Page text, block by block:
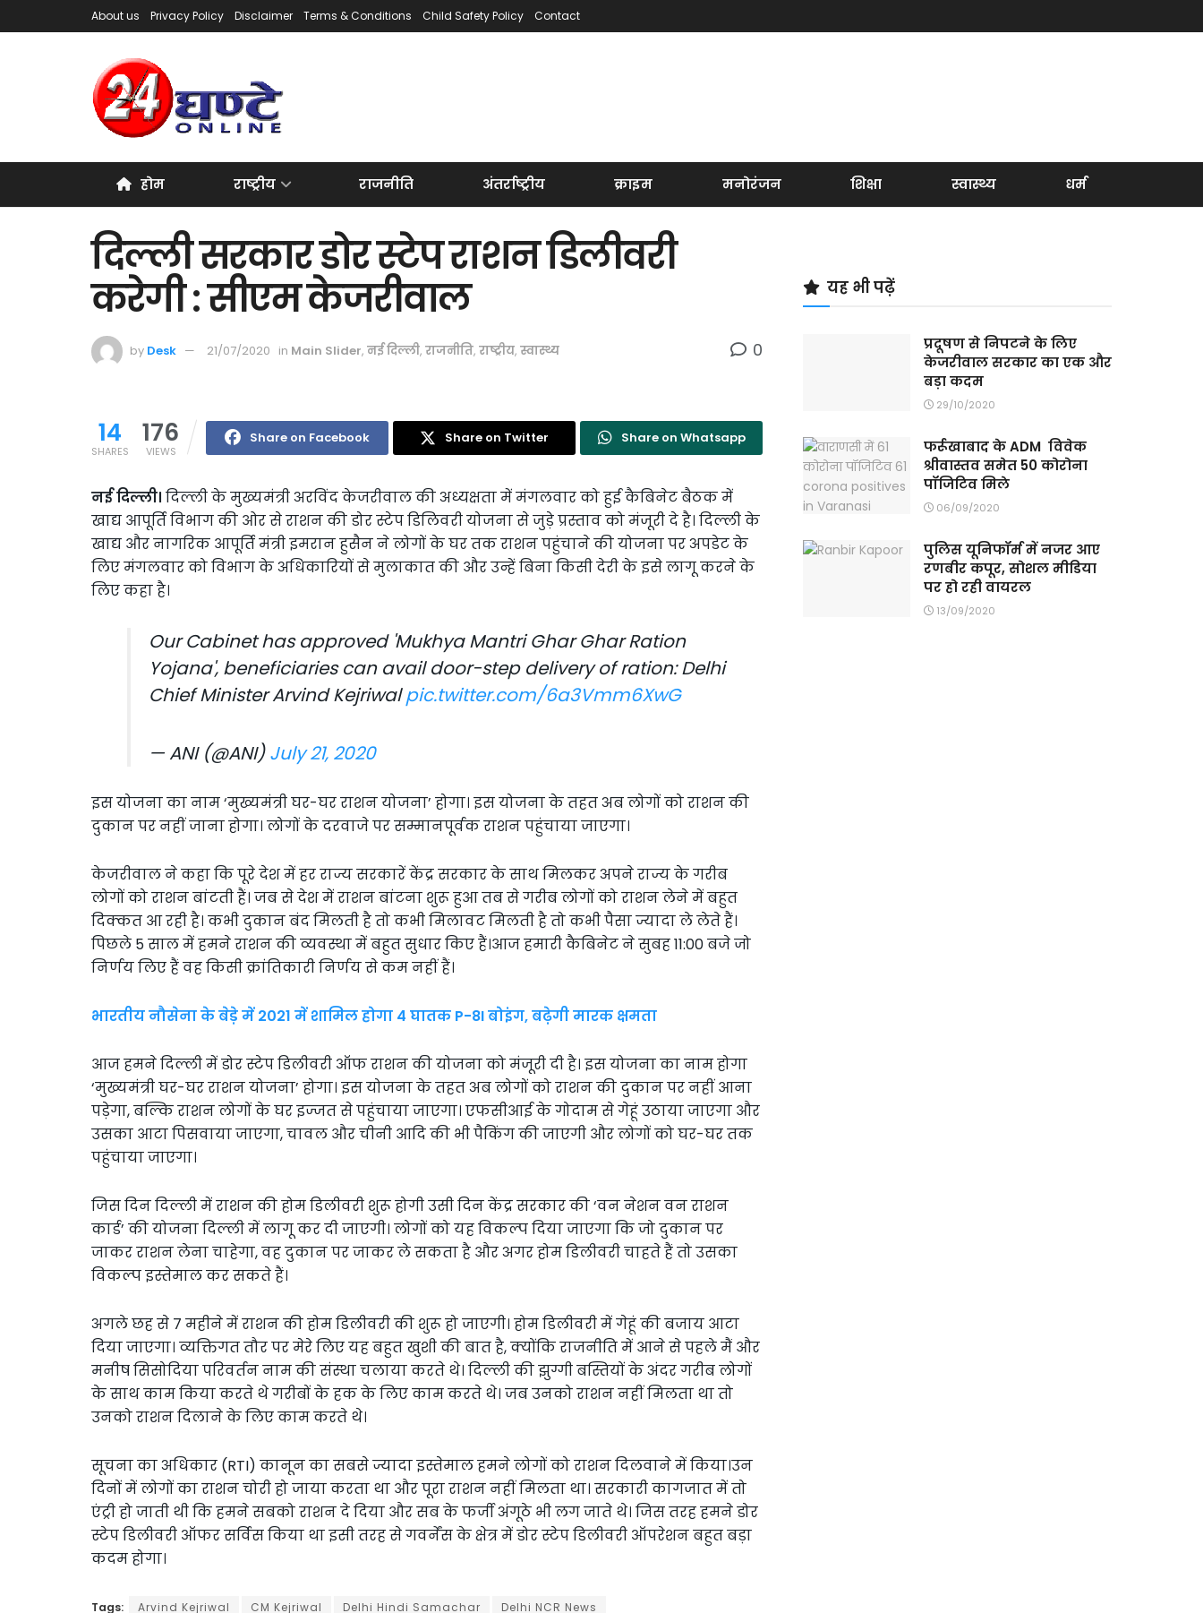
About us Privacy Policy Disclaimer Terms & Conditions Child Safety Policy Contact
होम राष्ट्रीय राजनीति अंतर्राष्ट्रीय क्राइम मनोरंजन शिक्षा स्वास्थ्य धर्म
दिल्ली सरकार डोर स्टेप राशन डिलीवरी
करेगी : सीएम केजरीवाल
by Desk 21/07/2020 in Main Slider, नई दिल्ली, राजनीति, राष्ट्रीय, स्वास्थ्य 0
14
SHARES
176
VIEWS
Share on Facebook Share on Twitter Share on Whatsapp
नई दिल्ली। दिल्ली के मुख्यमंत्री अरविंद केजरीवाल की अध्यक्षता में मंगलवार को हुई कैबिनेट बैठक में
खाद्य आपूर्ति विभाग की ओर से राशन की डोर स्टेप डिलिवरी योजना से जुड़े प्रस्ताव को मंजूरी दे है। दिल्ली के
खाद्य और नागरिक आपूर्ति मंत्री इमरान हुसैन ने लोगों के घर तक राशन पहुंचाने की योजना पर अपडेट के
लिए मंगलवार को विभाग के अधिकारियों से मुलाकात की और उन्हें बिना किसी देरी के इसे लागू करने के
लिए कहा है।
Our Cabinet has approved 'Mukhya Mantri Ghar Ghar Ration
Yojana', beneficiaries can avail door-step delivery of ration: Delhi
Chief Minister Arvind Kejriwalpic.twitter.com/6a3Vmm6XwG
— ANI (@ANI)July 21, 2020
इस योजना का नाम ‘मुख्यमंत्री घर-घर राशन योजना’ होगा। इस योजना के तहत अब लोगों को राशन की
दुकान पर नहीं जाना होगा। लोगों के दरवाजे पर सम्मानपूर्वक राशन पहुंचाया जाएगा।
केजरीवाल ने कहा कि पूरे देश में हर राज्य सरकारें केंद्र सरकार के साथ मिलकर अपने राज्य के गरीब
लोगों को राशन बांटती हैं। जब से देश में राशन बांटना शुरू हुआ तब से गरीब लोगों को राशन लेने में बहुत
दिक्कत आ रही है। कभी दुकान बंद मिलती है तो कभी मिलावट मिलती है तो कभी पैसा ज्यादा ले लेते हैं।
पिछले 5 साल में हमने राशन की व्यवस्था में बहुत सुधार किए हैं।आज हमारी कैबिनेट ने सुबह 11:00 बजे जो
निर्णय लिए हैं वह किसी क्रांतिकारी निर्णय से कम नहीं हैं।
भारतीय नौसेना के बेड़े में 2021 में शामिल होगा 4 घातक P-8I बोइंग, बढ़ेगी मारक क्षमता
आज हमने दिल्ली में डोर स्टेप डिलीवरी ऑफ राशन की योजना को मंजूरी दी है। इस योजना का नाम होगा
‘मुख्यमंत्री घर-घर राशन योजना’ होगा। इस योजना के तहत अब लोगों को राशन की दुकान पर नहीं आना
पड़ेगा, बल्कि राशन लोगों के घर इज्जत से पहुंचाया जाएगा। एफसीआई के गोदाम से गेहूं उठाया जाएगा और
उसका आटा पिसवाया जाएगा, चावल और चीनी आदि की भी पैकिंग की जाएगी और लोगों को घर-घर तक
पहुंचाया जाएगा।
जिस दिन दिल्ली में राशन की होम डिलीवरी शुरू होगी उसी दिन केंद्र सरकार की ‘वन नेशन वन राशन
कार्ड’ की योजना दिल्ली में लागू कर दी जाएगी। लोगों को यह विकल्प दिया जाएगा कि जो दुकान पर
जाकर राशन लेना चाहेगा, वह दुकान पर जाकर ले सकता है और अगर होम डिलीवरी चाहते हैं तो उसका
विकल्प इस्तेमाल कर सकते हैं।
अगले छह से 7 महीने में राशन की होम डिलीवरी की शुरू हो जाएगी। होम डिलीवरी में गेहूं की बजाय आटा
दिया जाएगा। व्यक्तिगत तौर पर मेरे लिए यह बहुत खुशी की बात है, क्योंकि राजनीति में आने से पहले मैं और
मनीष सिसोदिया परिवर्तन नाम की संस्था चलाया करते थे। दिल्ली की झुग्गी बस्तियों के अंदर गरीब लोगों
के साथ काम किया करते थे गरीबों के हक के लिए काम करते थे। जब उनको राशन नहीं मिलता था तो
उनको राशन दिलाने के लिए काम करते थे।
सूचना का अधिकार (RTI) कानून का सबसे ज्यादा इस्तेमाल हमने लोगों को राशन दिलवाने में किया।उन
दिनों में लोगों का राशन चोरी हो जाया करता था और पूरा राशन नहीं मिलता था। सरकारी कागजात में तो
एंट्री हो जाती थी कि हमने सबको राशन दे दिया और सब के फर्जी अंगूठे भी लग जाते थे। जिस तरह हमने डोर
स्टेप डिलीवरी ऑफर सर्विस किया था इसी तरह से गवर्नेंस के क्षेत्र में डोर स्टेप डिलीवरी ऑपरेशन बहुत बड़ा
कदम होगा।
Tags: Arvind Kejriwal CM Kejriwal Delhi Hindi Samachar
Delhi NCR News
यह भी पढ़ें
प्रदूषण से निपटने के लिए
केजरीवाल सरकार का एक और
बड़ा कदम
29/10/2020
फर्रूखाबाद के ADM विवेक
श्रीवास्तव समेत 50 कोरोना
पॉजिटिव मिले
06/09/2020
पुलिस यूनिफॉर्म में नजर आए
रणबीर कपूर, सोशल मीडिया
पर हो रही वायरल
13/09/2020